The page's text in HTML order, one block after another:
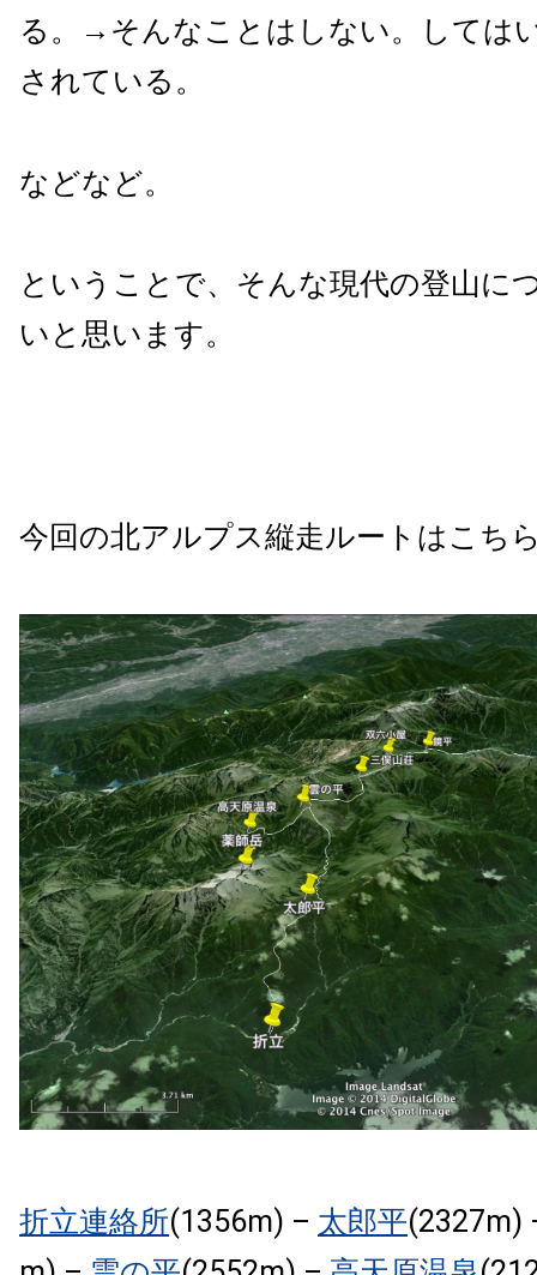
る。→そんなことはしない。しては
されている。
などなど。
ということで、そんな現代の登山に
いと思います。
今回の北アルプス縦走ルートはこち
折立連絡所(1356m) – 太郎平(2327m)